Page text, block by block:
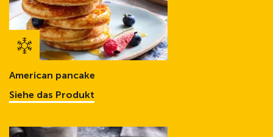
American pancake
Siehe das Produkt